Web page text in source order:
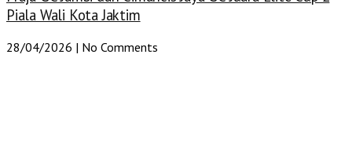
Piala Wali Kota Jaktim
28/04/2026 No Comments